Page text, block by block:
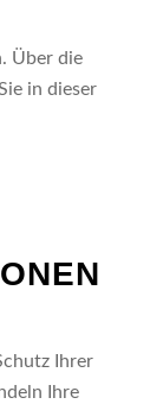
Über die
in dieser
Ihrer
Ihre